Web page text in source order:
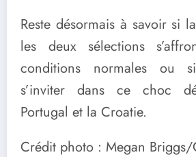
Reste désormais à savoir si
les deux sélections
conditions normales ou
s’inviter dans ce choc
Portugal et la Croatie.
Crédit photo : Megan Briggs/